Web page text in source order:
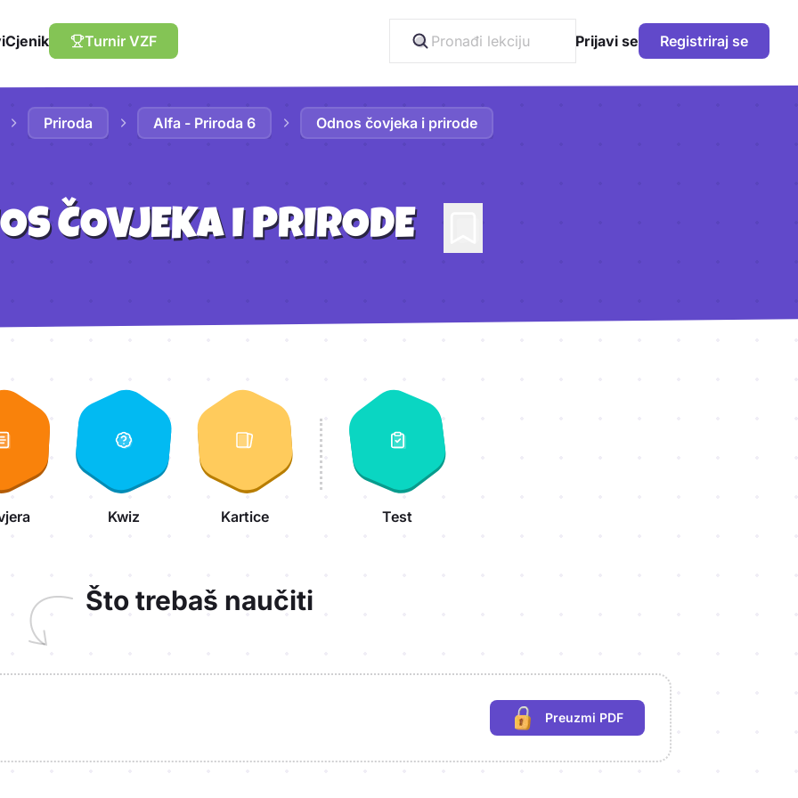
Cjenik Turnir VZF Prijavi se Registriraj se
Priroda Alfa - Priroda 6 Odnos čovjeka i prirode
ČOVJEKA I PRIRODE
Kwiz Kartice Test
Što trebaš naučiti
Preuzmi PDF
(potrebna prijava)